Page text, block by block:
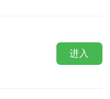
进入